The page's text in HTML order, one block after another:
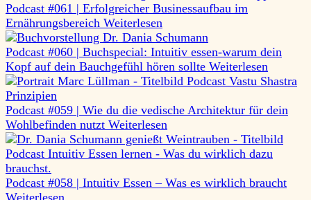
Podcast #061 | Erfolgreicher Businessaufbau im
Ernährungsbereich Weiterlesen
Podcast #060 | Buchspecial: Intuitiv essen-warum dein
Kopf auf dein Bauchgefühl hören sollte Weiterlesen
Podcast #059 | Wie du die vedische Architektur für dein
Wohlbefinden nutzt Weiterlesen
Podcast #058 | Intuitiv Essen – Was es wirklich braucht
Weiterlesen